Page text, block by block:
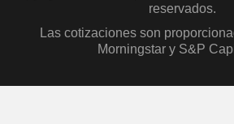
reservados.
Las cotizaciones son
Morningstar y S&P